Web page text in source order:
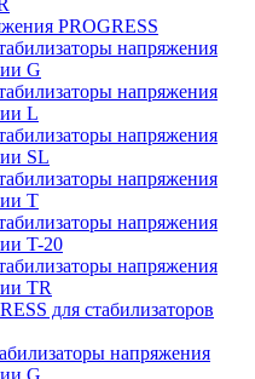
PROGRESS
напряжения
G
напряжения
L
напряжения
SL
напряжения
T
напряжения
T-20
напряжения
TR
для стабилизаторов
напряжения
G